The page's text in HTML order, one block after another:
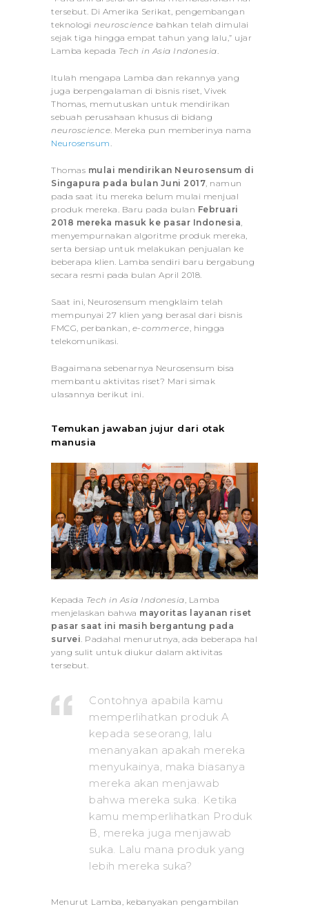
tersebut. Di Amerika Serikat, pengembangan
teknologi neuroscience bahkan telah dimulai
sejak tiga hingga empat tahun yang lalu,” ujar
Lamba kepada Tech in Asia Indonesia
Itulah mengapa Lamba dan rekannya yang
juga berpengalaman di bisnis riset, Vivek
Thomas, memutuskan untuk mendirikan
sebuah perusahaan khusus di bidang
neuroscience . Mereka pun memberinya nama
Neurosensum
Thomas mulai mendirikan Neurosensum di
Singapura pada bulan Juni 2017 , namun
pada saat itu mereka belum mulai menjual
produk mereka. Baru pada bulan Februari
2018 mereka masuk ke pasar Indonesia
menyempurnakan algoritme produk mereka,
serta bersiap untuk melakukan penjualan ke
beberapa klien. Lamba sendiri baru bergabung
secara resmi pada bulan April 2018.
Saat ini, Neurosensum mengklaim telah
mempunyai 27 klien yang berasal dari bisnis
FMCG, perbankan, e-commerce , hingga
telekomunikasi.
Bagaimana sebenarnya Neurosensum bisa
membantu aktivitas riset? Mari simak
ulasannya berikut ini.
Temukan jawaban jujur dari otak
manusia
Kepada Tech in Asia Indonesia , Lamba
menjelaskan bahwa mayoritas layanan riset
pasar saat ini masih bergantung pada
survei . Padahal menurutnya, ada beberapa hal
yang sulit untuk diukur dalam aktivitas
tersebut.
Contohnya apabila kamu
memperlihatkan produk A
kepada seseorang, lalu
menanyakan apakah mereka
menyukainya, maka biasanya
mereka akan menjawab
bahwa mereka suka. Ketika
kamu memperlihatkan Produk
B, mereka juga menjawab
suka. Lalu mana produk yang
lebih mereka suka?
Menurut Lamba, kebanyakan pengambilan